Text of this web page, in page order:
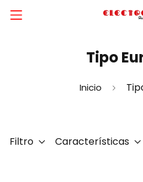
Tipo
Inicio
Filtro Características